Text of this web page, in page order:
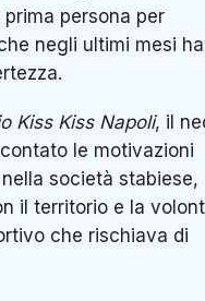
persona per
negli ultimi mesi ha
Kiss Kiss Napoli, il
le motivazioni
società stabiese,
il territorio e la
che rischiava di